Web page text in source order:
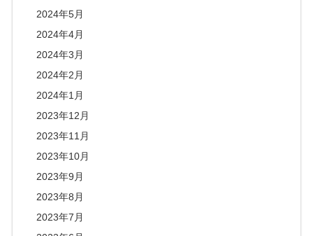
2024年5月
2024年4月
2024年3月
2024年2月
2024年1月
2023年12月
2023年11月
2023年10月
2023年9月
2023年8月
2023年7月